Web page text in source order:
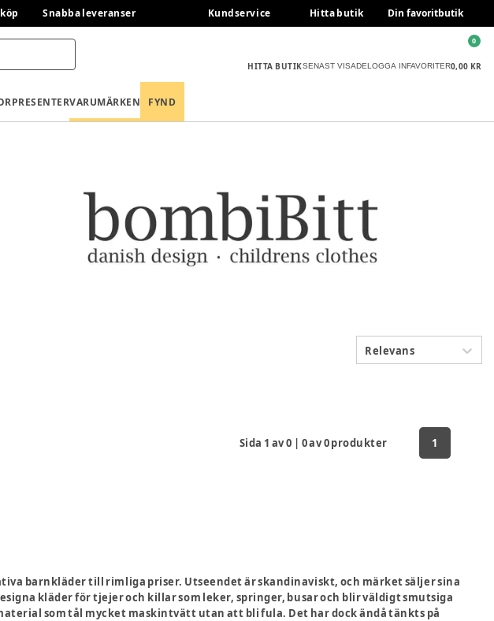
Snabba leveranser Kundservice Hitta butik Din favoritbutik
HITTA BUTIKSENAST VISADELOGGA INFAVORITER0,00 KR
0
PRESENTERVARUMÄRKEN FYND
Relevans
Sida 1 av0 | 0av0produkter 1
barnkläder till rimliga priser. Utseendet är skandinaviskt, och märket säljer sina
kläder för tjejer och killar som leker, springer, busar och blir väldigt smutsiga
som tål mycket maskintvätt utan att bli fula. Det har dock ändå tänkts på